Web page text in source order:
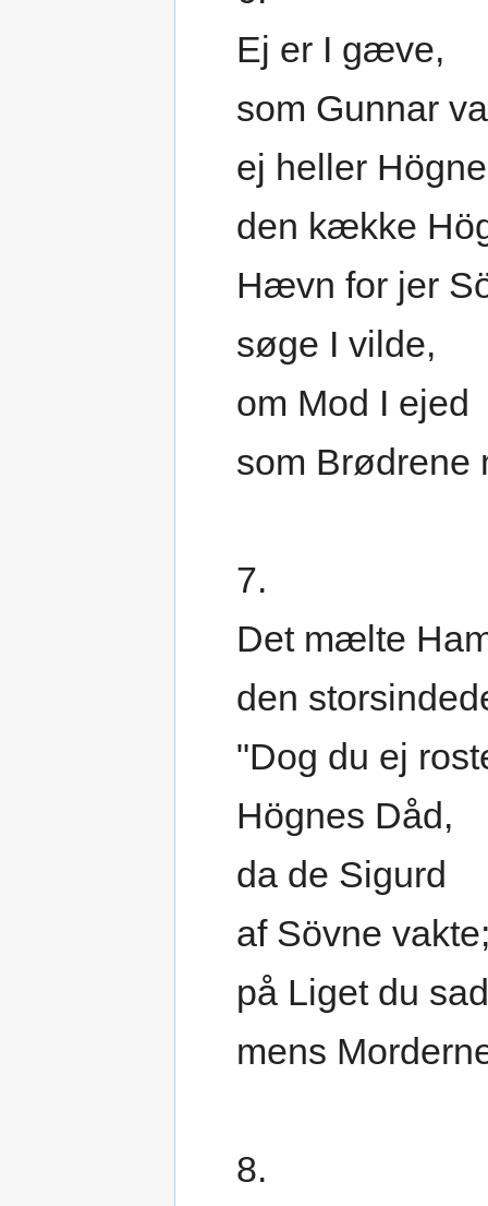
Ej er I gæve,
som Gunnar
ej heller Högne
den kække
Hævn for jer
søge I vilde,
om Mod I ejed
som Brødrene
7.
Det mælte
den
"Dog du ej
Högnes Dåd,
da de Sigurd
af Sövne
på Liget du
mens
8.